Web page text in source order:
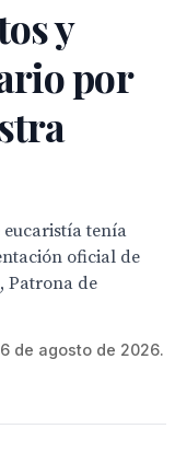
y
por
eucaristía tenía
oficial de
Patrona de
de agosto de 2026.